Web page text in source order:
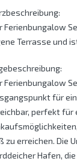
Ferienbungalow
Terrasse und
Ferienbungalow
für
perfekt für
zu erreichen. Die
Hafen,